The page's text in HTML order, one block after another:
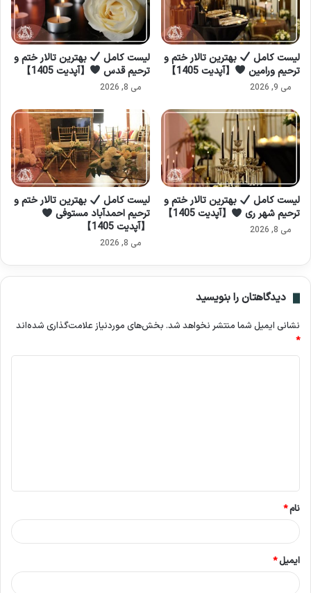
لیست کامل
بهترین تالار ختم و
ترحیم ورامین
【آپدیت 1405】
می 9, 2026
لیست کامل
بهترین تالار ختم و
ترحیم قدس
【آپدیت 1405】
می 8, 2026
لیست کامل
بهترین تالار ختم و
ترحیم شهر ری
【آپدیت 1405】
می 8, 2026
لیست کامل
بهترین تالار ختم و
ترحیم احمدآباد مستوفی
【آپدیت 1405】
می 8, 2026
دیدگاهتان را بنویسید
نشانی ایمیل شما منتشر نخواهد شد. بخش‌های موردنیاز علامت‌گذاری شده‌اند
*
*
نام*
ایمیل*